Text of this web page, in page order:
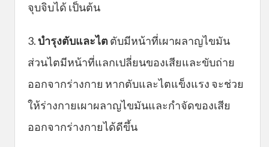
จุบจิบได้ เป็นต้น
3.บำรุงตับและไตตับมีหน้าที่เผาผลาญไขมัน
ส่วนไตมีหน้าที่แลกเปลี่ยนของเสียและขับถ่าย
ออกจากร่างกาย หากตับและไตแข็งแรง จะช่วย
ให้ร่างกายเผาผลาญไขมันและกำจัดของเสีย
ออกจากร่างกายได้ดีขึ้น